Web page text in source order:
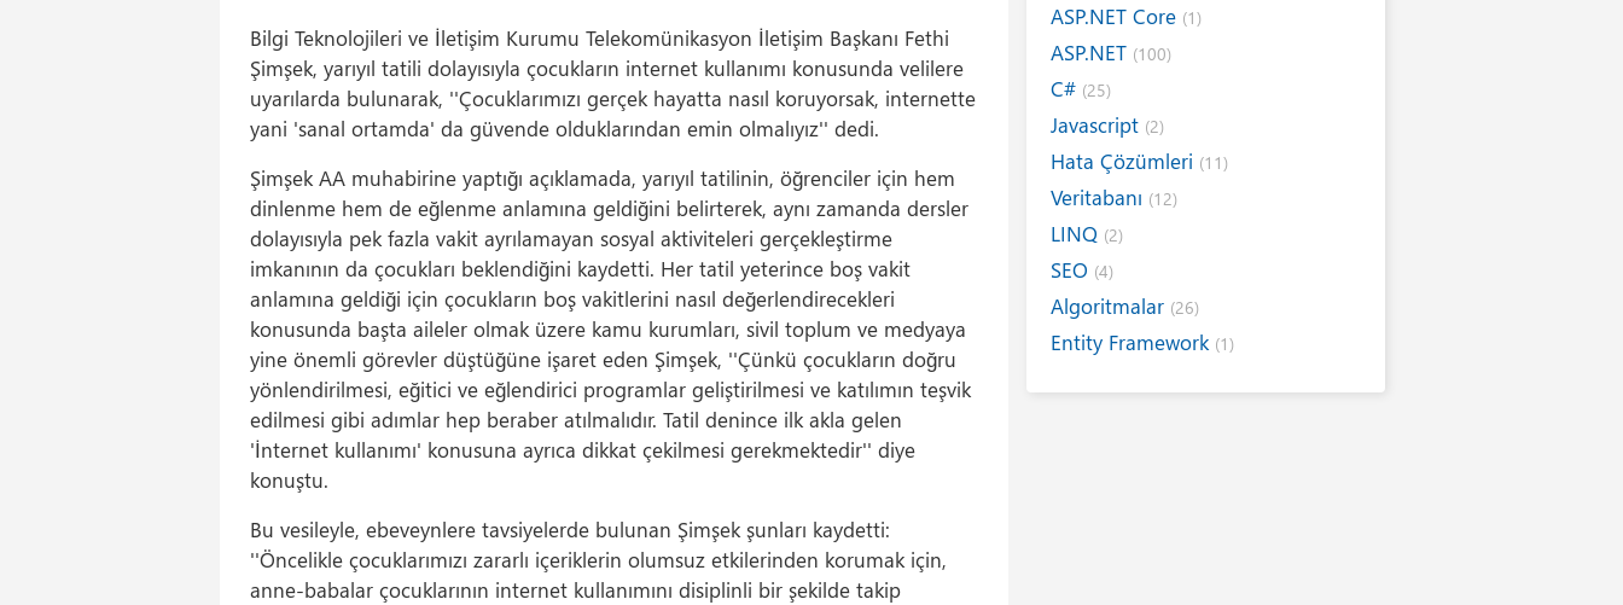
Bilgi Teknolojileri ve İletişim Kurumu Telekomünikasyon İletişim Başkanı Fethi
Şimşek, yarıyıl tatili dolayısıyla çocukların internet kullanımı konusunda velilere
uyarılarda bulunarak, ''Çocuklarımızı gerçek hayatta nasıl koruyorsak, internette
yani 'sanal ortamda' da güvende olduklarından emin olmalıyız'' dedi.
Şimşek AA muhabirine yaptığı açıklamada, yarıyıl tatilinin, öğrenciler için hem
dinlenme hem de eğlenme anlamına geldiğini belirterek, aynı zamanda dersler
dolayısıyla pek fazla vakit ayrılamayan sosyal aktiviteleri gerçekleştirme
imkanının da çocukları beklendiğini kaydetti. Her tatil yeterince boş vakit
anlamına geldiği için çocukların boş vakitlerini nasıl değerlendirecekleri
konusunda başta aileler olmak üzere kamu kurumları, sivil toplum ve medyaya
yine önemli görevler düştüğüne işaret eden Şimşek, ''Çünkü çocukların doğru
yönlendirilmesi, eğitici ve eğlendirici programlar geliştirilmesi ve katılımın teşvik
edilmesi gibi adımlar hep beraber atılmalıdır. Tatil denince ilk akla gelen
'İnternet kullanımı' konusuna ayrıca dikkat çekilmesi gerekmektedir'' diye
konuştu.
Bu vesileyle, ebeveynlere tavsiyelerde bulunan Şimşek şunları kaydetti:
''Öncelikle çocuklarımızı zararlı içeriklerin olumsuz etkilerinden korumak için,
anne-babalar çocuklarının internet kullanımını disiplinli bir şekilde takip
ASP.NET Core (1)
ASP.NET (100)
C# (25)
Javascript (2)
Hata Çözümleri (11)
Veritabanı (12)
LINQ (2)
SEO (4)
Algoritmalar (26)
Entity Framework (1)